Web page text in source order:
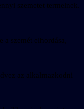
szemetet termelnek.
szemét elhordása,
az alkalmazkodni